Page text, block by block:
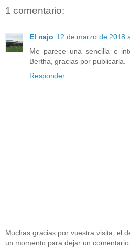
1 comentario:
El najo 12 de marzo de 2018
Me parece una sencilla e
Bertha, gracias por publicarla.
Responder
Muchas gracias por vuestra visita, el
un momento para dejar un